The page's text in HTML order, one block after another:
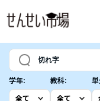
学年: 教科: